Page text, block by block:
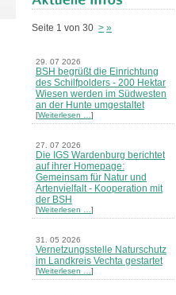
Seite 1 von 30 > »
29. 07 2026
BSH begrüßt die Einrichtung
des Schilfpolders - 200 Hektar
Wiesen werden im Südwesten
an der Hunte umgestaltet
[Weiterlesen … ]
27. 07 2026
Die IGS Wardenburg berichtet
auf ihrer Homepage:
Gemeinsam für Natur und
Artenvielfalt - Kooperation mit
der BSH
[Weiterlesen … ]
31. 05 2026
Vernetzungsstelle Naturschutz
im Landkreis Vechta gestartet
[Weiterlesen … ]